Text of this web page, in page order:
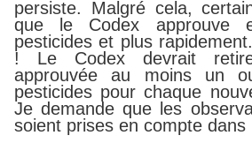
persiste. Malgré cela,
que le Codex approuve
pesticides et plus
! Le Codex devrait
approuvée au moins un
pesticides pour chaque
Je demande que les
soient prises en compte